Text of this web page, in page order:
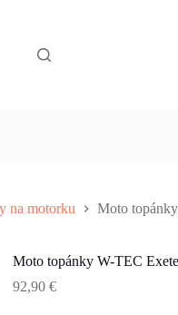
na motorku Moto
Moto topánky W-TEC
92,90€